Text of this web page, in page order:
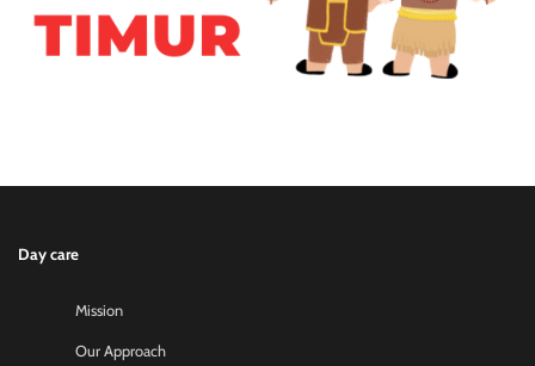
Day care
Mission
Our Approach